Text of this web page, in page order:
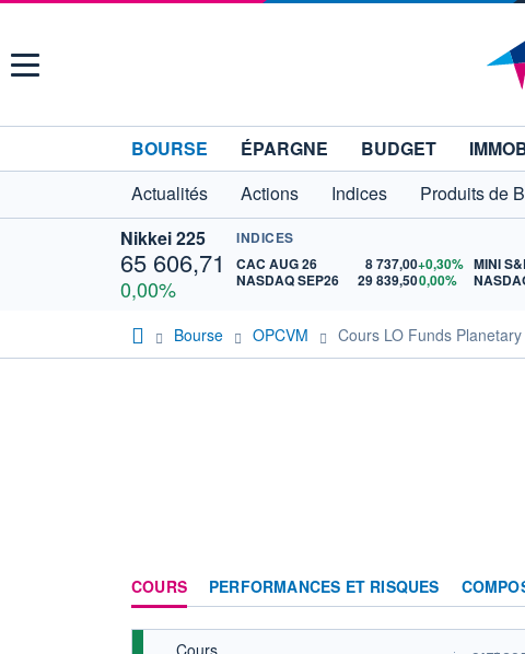
Menu
BOURSE ÉPARGNE BUDGET
Actualités
Actions Indices Produits de
Nikkei 225
65 606,71
0,00%
INDICES
CAC AUG 26
8 737,00+0,30%
NASDAQ SEP26
29 839,500,00%
MINI
Bourse OPCVM Cours LO Funds
COURS PERFORMANCES ET RISQUES
Cours